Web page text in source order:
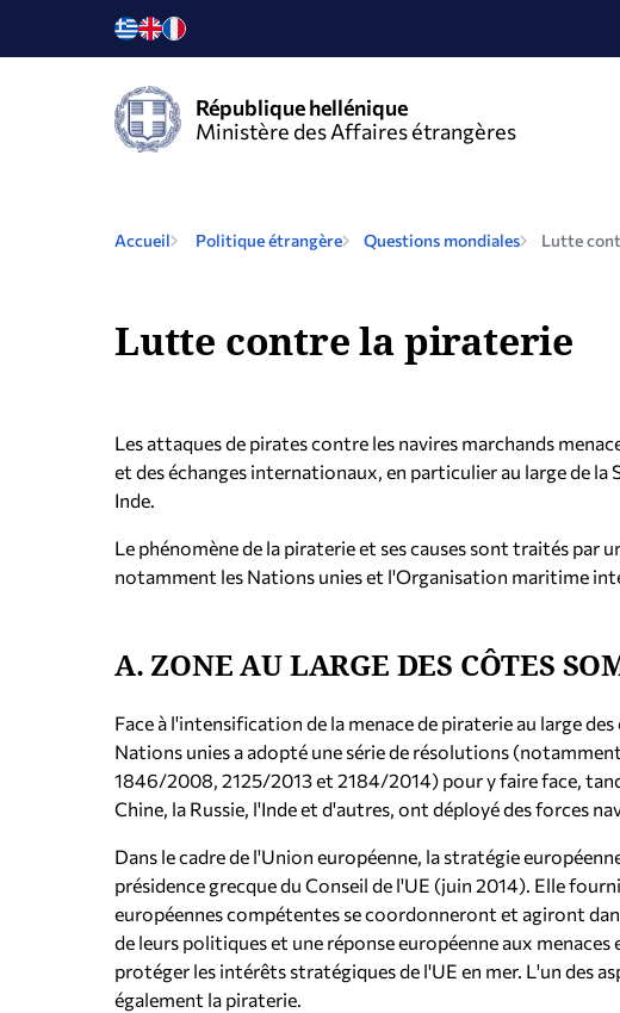
République hellénique
Ministère des Affaires étrangères
Accueil Politique étrangère Questions mondiales Lutte
Lutte contre la piraterie
Les attaques de pirates contre les navires marchands
et des échanges internationaux, en particulier au large de la
Inde.
Le phénomène de la piraterie et ses causes sont traités
notamment les Nations unies et l'Organisation maritime
Α. ZONE AU LARGE DES CÔTES
Face à l'intensification de la menace de piraterie au large
Nations unies a adopté une série de résolutions
1846/2008, 2125/2013 et 2184/2014) pour y faire face,
Chine, la Russie, l'Inde et d'autres, ont déployé des forces
Dans le cadre de l'Union européenne, la stratégie
présidence grecque du Conseil de l'UE (juin 2014). Elle
européennes compétentes se coordonneront et agiront
de leurs politiques et une réponse européenne aux
protéger les intérêts stratégiques de l'UE en mer. L'un des
également la piraterie.